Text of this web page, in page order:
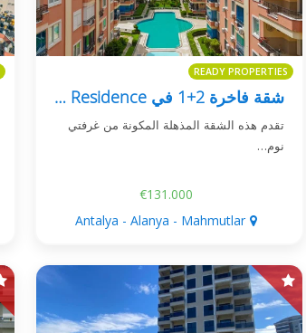
READY PROPERTIES
شقة فاخرة 2+1 في Alden 1 Residence، محمودلار
تقدم هذه الشقة المذهلة المكونة من غرفتي
نوم…
€131.000
Antalya - Alanya - Mahmutlar